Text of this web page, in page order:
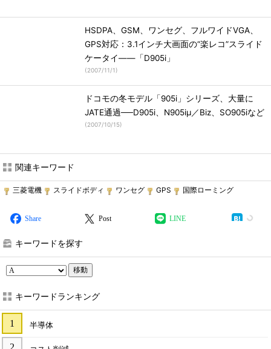
HSDPA、GSM、ワンセグ、フルワイドVGA、
GPS対応：3.1インチ大画面の“楽レコ”スライド
ケータイ――「D905i」
(2007/11/1)
ドコモの冬モデル「905i」シリーズ、大量に
JATE通過──D905i、N905iμ／Biz、SO905iなど
(2007/10/15)
関連キーワード
三菱電機 スライドボディ ワンセグ GPS 国際ローミング
Share Post LINE
キーワードを探す
移動
キーワードランキング
半導体